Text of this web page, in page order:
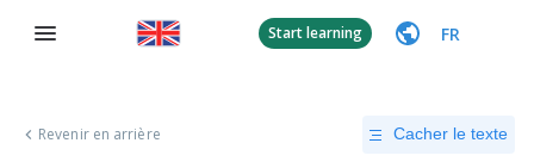
Start learning FR
Revenir en arrière Cacher le texte